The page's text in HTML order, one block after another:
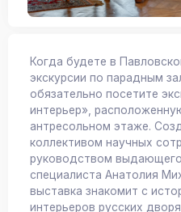
Когда будете в
экскурсии по парадным
обязательно посетите
интерьер»,
антресольном этаже.
коллективом научных
руководством
специалиста Анатолия
выставка знакомит с
интерьеров русских